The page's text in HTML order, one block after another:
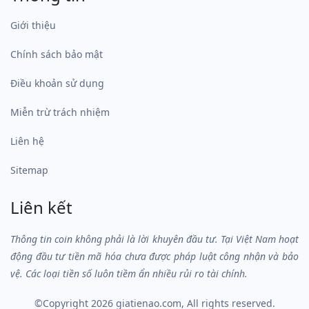
Giới thiệu
Chính sách bảo mật
Điều khoản sử dụng
Miễn trừ trách nhiệm
Liên hệ
Sitemap
Liên kết
Thông tin coin không phải là lời khuyên đầu tư. Tại Việt Nam hoạt
động đầu tư tiền mã hóa chưa được pháp luật công nhận và bảo
vệ. Các loại tiền số luôn tiềm ẩn nhiều rủi ro tài chính.
©Copyright 2026 giatienao.com, All rights reserved.